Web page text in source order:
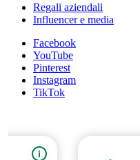
Regali aziendali
Influencer e media
Facebook
YouTube
Pinterest
Instagram
TikTok